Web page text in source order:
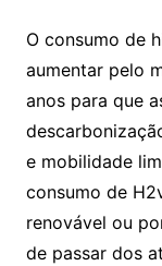
O consumo de
aumentar pelo
anos para que
e mobilidade
consumo de
renovável ou
de passar dos